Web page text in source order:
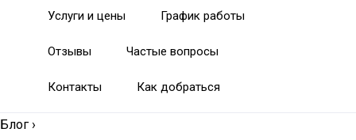
Услуги и цены График работы
Отзывы Частые вопросы
Контакты Как добраться
Блог ›